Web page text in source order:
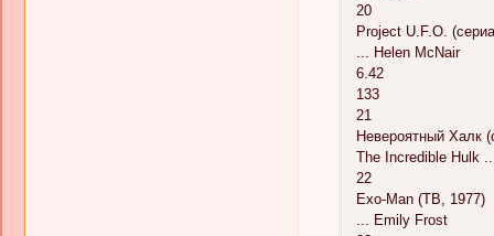
20
Project U.F.O.
... Helen McNair
6.42
133
21
Невероятный Халк
The Incredible Hulk
22
Exo-Man (ТВ, 1977)
... Emily Frost